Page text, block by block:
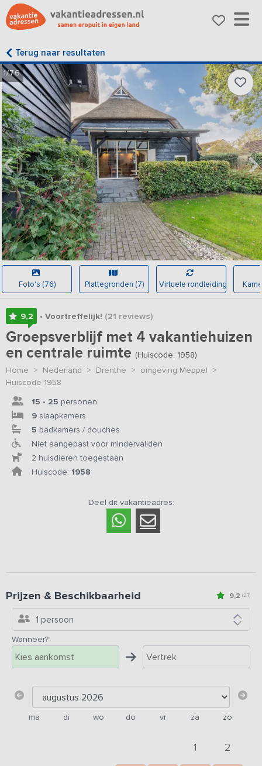
Terug naar resultaten
1/76
Foto's (76) Plattegronden (7) Virtuele rondleiding
9,2 • Voortreffelijk! (21 reviews)
Groepsverblijf met 4 vakantiehuizen
en centrale ruimte (Huiscode: 1958)
Home > Nederland > Drenthe > omgeving Meppel >
Huiscode 1958
15 - 25 personen
9 slaapkamers
5 badkamers / douches
Niet aangepast voor mindervaliden
2 huisdieren toegestaan
Huiscode: 1958
Deel dit vakantieadres:
9,2 (21)
Prijzen & Beschikbaarheid
1 persoon
Wanneer?
ma di wo do vr za zo
1 2